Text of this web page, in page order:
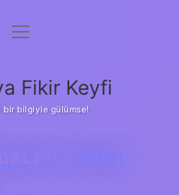
Anasayfa
Uyarı
menüyü
Fikir Keyfi
bir bilgiyle gülümse!
SARAYI